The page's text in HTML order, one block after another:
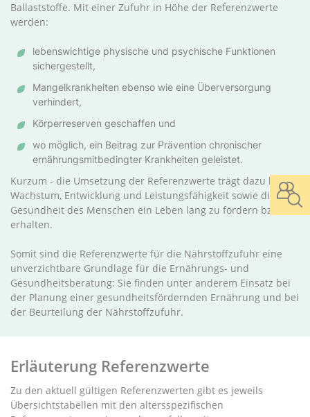
Ballaststoffe. Mit einer Zufuhr in Höhe der Referenzwerte
werden:
lebenswichtige physische und psychische Funktionen
sichergestellt,
Mangelkrankheiten ebenso wie eine Überversorgung
verhindert,
Körperreserven geschaffen und
wo möglich, ein Beitrag zur Prävention chronischer
ernährungsmitbedingter Krankheiten geleistet.
Kurzum - die Umsetzung der Referenzwerte trägt dazu bei,
Wachstum, Entwicklung und Leistungsfähigkeit sowie die
Gesundheit des Menschen ein Leben lang zu fördern bzw. zu
erhalten.
Somit sind die Referenzwerte für die Nährstoffzufuhr eine
unverzichtbare Grundlage für die Ernährungs- und
Gesundheitsberatung: Sie finden unter anderem Einsatz bei
der Planung einer gesundheitsfördernden Ernährung und bei
der Beurteilung der Nährstoffzufuhr.
Erläuterung Referenzwerte
Zu den aktuell gültigen Referenzwerten gibt es jeweils
Übersichtstabellen mit den altersspezifischen